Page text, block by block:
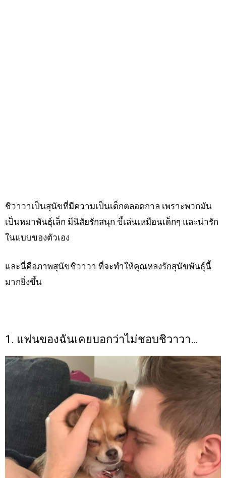
ชิวาวาเป็นสุนัขที่มีความเป็นเด็กตลอดกาล เพราะพวกมัน
เป็นหมาพันธุ์เล็ก มีนิสัยรักสนุก ขี้เล่นเหมือนเด็กๆ และน่ารัก
ในแบบของตัวเอง
และนี่คือภาพสุนัขชิวาวา ที่จะทำให้คุณหลงรักสุนัขพันธุ์นี้
มากยิ่งขึ้น
1. แฟนของฉันเคยบอกว่าไม่ชอบชิวาวา…